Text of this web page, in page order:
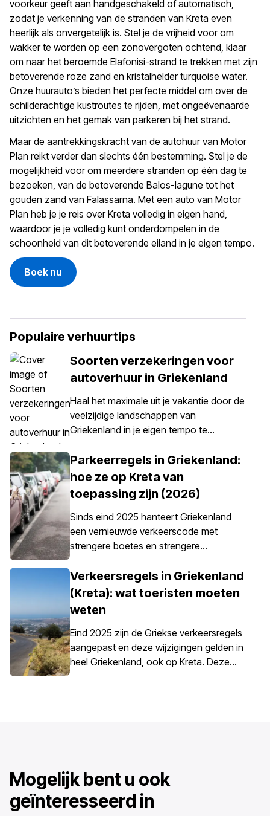
voorkeur geeft aan handgeschakeld of automatisch,
zodat je verkenning van de stranden van Kreta even
heerlijk als onvergetelijk is. Stel je de vrijheid voor om
wakker te worden op een zonovergoten ochtend, klaar
om naar het beroemde Elafonisi-strand te trekken met zijn
betoverende roze zand en kristalhelder turquoise water.
Onze huurauto’s bieden het perfecte middel om over de
schilderachtige kustroutes te rijden, met ongeëvenaarde
uitzichten en het gemak van parkeren bij het strand.
Maar de aantrekkingskracht van de autohuur van Motor
Plan reikt verder dan slechts één bestemming. Stel je de
mogelijkheid voor om meerdere stranden op één dag te
bezoeken, van de betoverende Balos-lagune tot het
gouden zand van Falassarna. Met een auto van Motor
Plan heb je je reis over Kreta volledig in eigen hand,
waardoor je je volledig kunt onderdompelen in de
schoonheid van dit betoverende eiland in je eigen tempo.
Boek nu
Populaire verhuurtips
Soorten verzekeringen voor
autoverhuur in Griekenland
Haal het maximale uit je vakantie door de
veelzijdige landschappen van
Griekenland in je eigen tempo te
wordt gemaakt met een huurauto. Het is
echter belangrijk om te weten dat een
autoverzekering in Griekenland niet
alleen een optie is; het is verplicht voor
alle huurauto’s.
Parkeerregels in Griekenland:
hoe ze op Kreta van
toepassing zijn (2026)
Sinds eind 2025 hanteert Griekenland
een vernieuwde verkeerscode met
strengere boetes en strengere
stadscentra, havens, voetgangerszones
en gereguleerde parkeergebieden. De
parkeerregels in Griekenland zijn landelijk
vastgesteld, maar parkeren op Kreta
vraagt extra aandacht door de
combinatie van historische centra,
smalle straten, drukke havens en
Verkeersregels in Griekenland
(Kreta): wat toeristen moeten
weten
Eind 2025 zijn de Griekse verkeersregels
aangepast en deze wijzigingen gelden in
heel Griekenland, ook op Kreta. Deze
Mogelijk bent u ook
geïnteresseerd in